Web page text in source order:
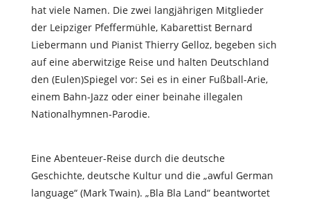
hat viele Namen. Die zwei langjährigen Mitglieder
der Leipziger Pfeffermühle, Kabarettist Bernard
Liebermann und Pianist Thierry Gelloz, begeben sich
auf eine aberwitzige Reise und halten Deutschland
den (Eulen)Spiegel vor: Sei es in einer Fußball-Arie,
einem Bahn-Jazz oder einer beinahe illegalen
Nationalhymnen-Parodie.
Eine Abenteuer-Reise durch die deutsche
Geschichte, deutsche Kultur und die „awful German
language“ (Mark Twain). „Bla Bla Land“ beantwortet